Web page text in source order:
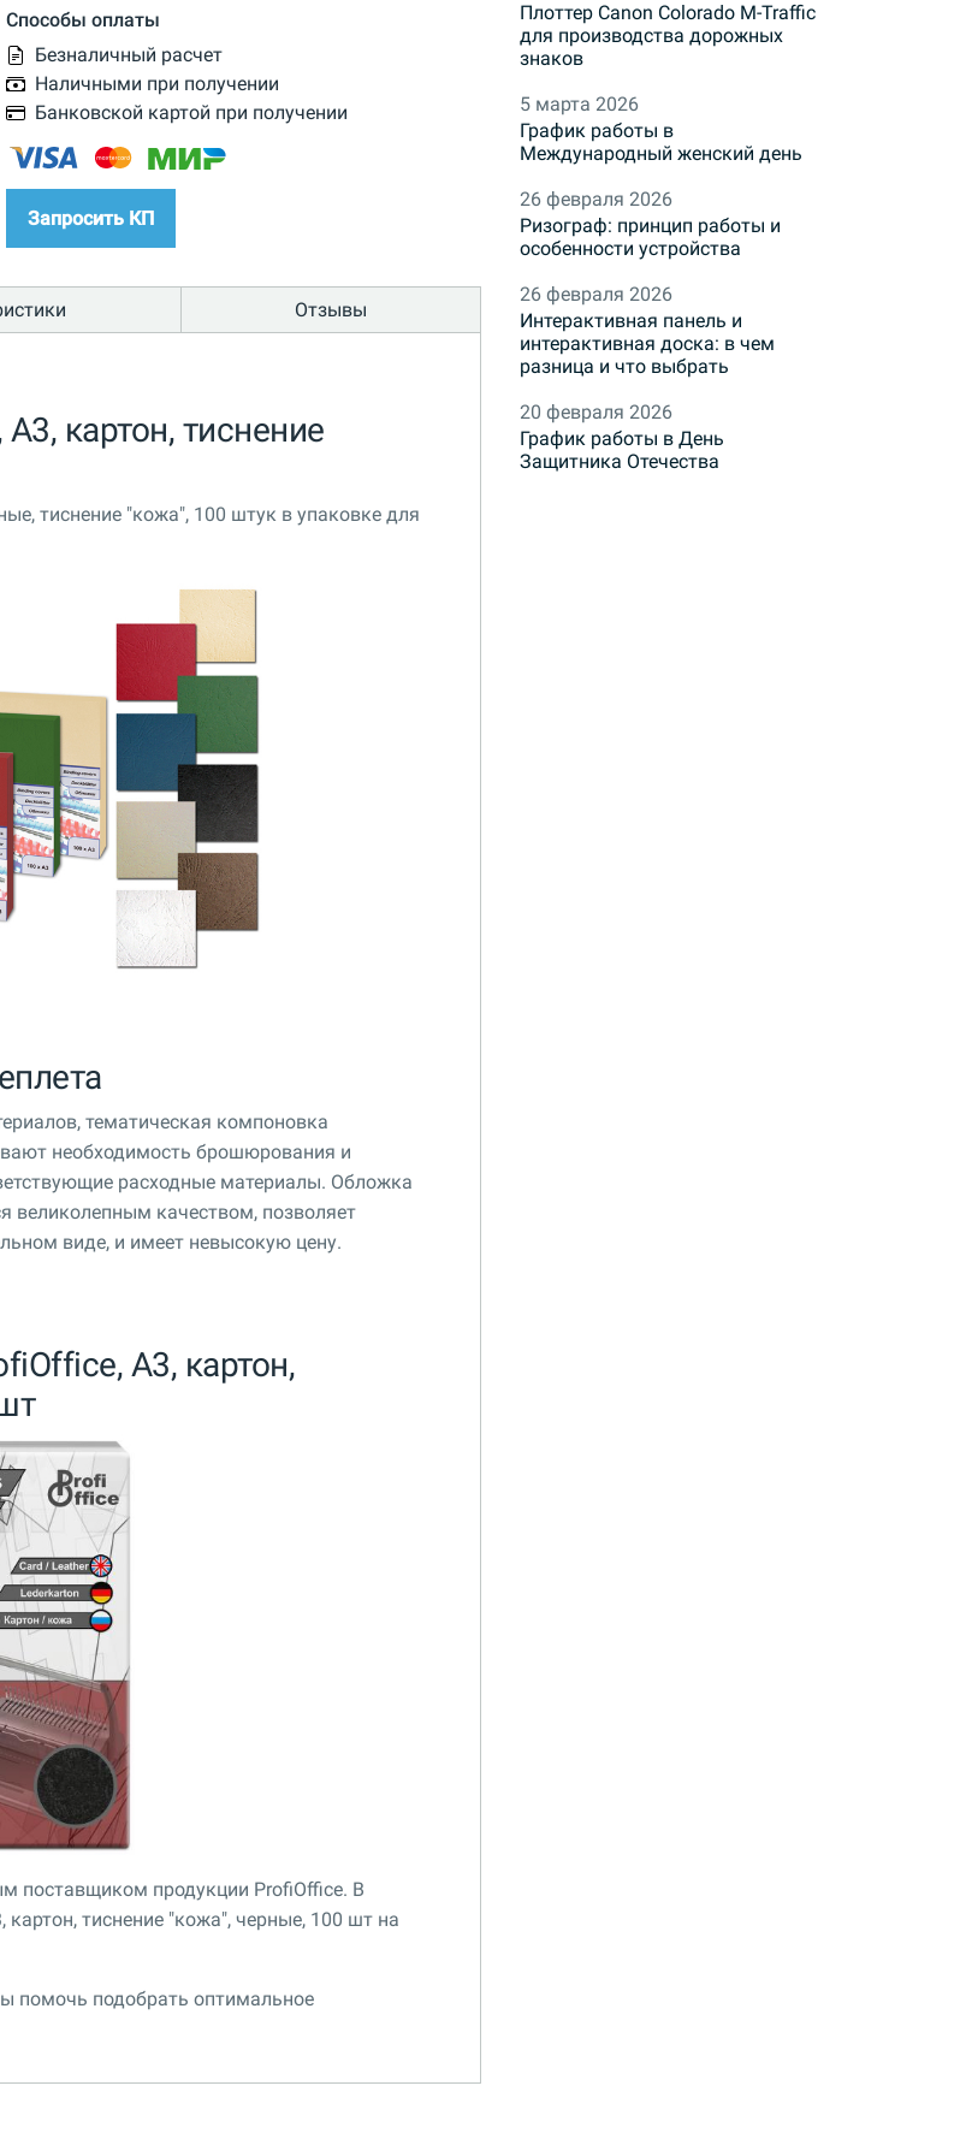
Способы оплаты
Безналичный расчет
Наличными при получении
Банковской картой при получении
Запросить КП
Отзывы
картон, тиснение
тиснение "кожа", 100 штук в упаковке для
тематическая компоновка
необходимость брошюрования и
расходные материалы. Обложка
великолепным качеством, позволяет
виде, и имеет невысокую цену.
A3, картон,
поставщиком продукции ProfiOffice. В
тиснение "кожа", черные, 100 шт на
помочь подобрать оптимальное
Плоттер Canon Colorado M-Traffic
для производства дорожных
знаков
5 марта 2026
График работы в
Международный женский день
26 февраля 2026
Ризограф: принцип работы и
особенности устройства
26 февраля 2026
Интерактивная панель и
интерактивная доска: в чем
разница и что выбрать
20 февраля 2026
График работы в День
Защитника Отечества